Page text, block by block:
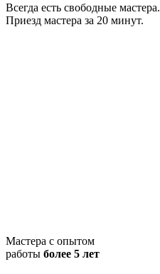
Всегда есть свободные мастера.
Приезд мастера за 20 минут.
Мастера с опытом
работы более 5 лет